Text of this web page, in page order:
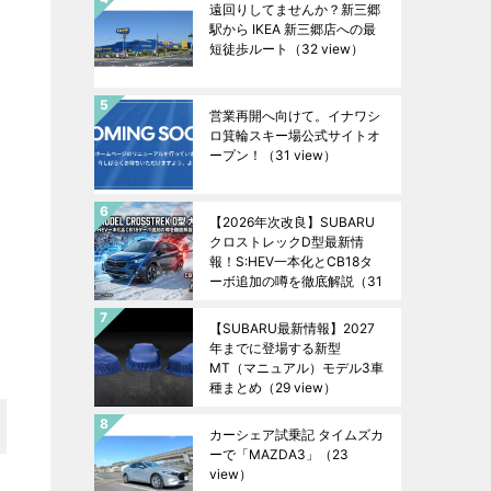
遠回りしてませんか？新三郷
駅から IKEA 新三郷店への最
短徒歩ルート
（32 view）
営業再開へ向けて。イナワシ
ロ箕輪スキー場公式サイトオ
ープン！
（31 view）
【2026年次改良】SUBARU
クロストレックD型最新情
報！S:HEV一本化とCB18タ
ーボ追加の噂を徹底解説 （31
【SUBARU最新情報】2027
年までに登場する新型
MT（マニュアル）モデル3車
種まとめ （29 view）
カーシェア試乗記 タイムズカ
ーで「MAZDA3」
（23
view）